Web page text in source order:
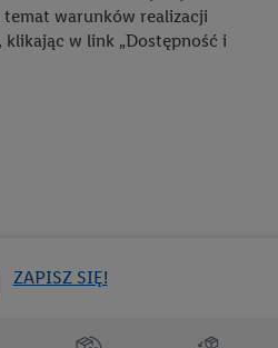
temat warunków realizacji
w link „Dostępność i
ZAPISZ SIĘ!
do marketingu cyfrowego i:
danych lokalizacyjnych, analiza
geolokalizacyjnych.
na urządzeniu lub dostęp do
dzięki statystyce lub